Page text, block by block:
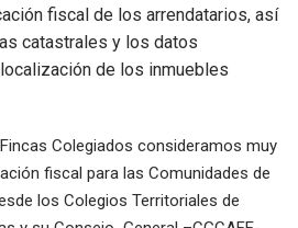
fiscal de los arrendatarios, así
catastrales y los datos
de los inmuebles
Colegiados consideramos muy
fiscal para las Comunidades de
los Colegios Territoriales de